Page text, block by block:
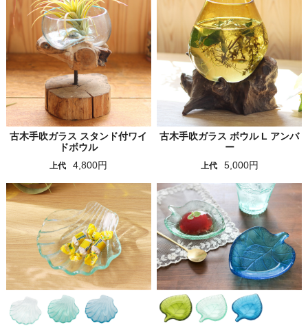
古木手吹ガラス スタンド付ワイ
ドボウル
上代 4,800円
古木手吹ガラス ボウル L アンバ
ー
上代 5,000円